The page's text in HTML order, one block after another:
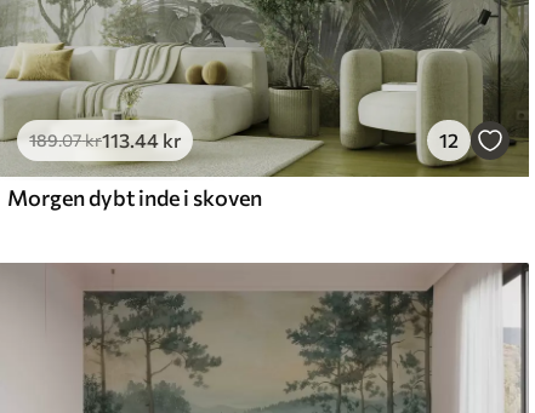
189.07kr113 .44 kr 12
Morgen dybt inde i skoven